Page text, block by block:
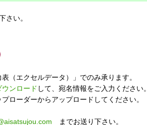
さい。
エクセルデータ）」でのみ承ります。
ンロード して、宛名情報をご入力ください。
ーダーからアップロードしてください。
までお送り下さい。